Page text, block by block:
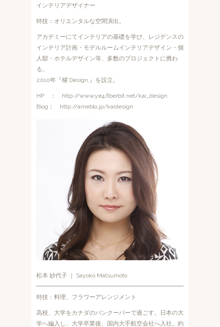
インテリアデザイナー
特技：オリエンタルな空間演出。
アカデミーにてインテリアの基礎を学び、レジデンスの
インテリア計画・モデルルームインテリアデザイン・個
人邸・ホテルデザイン等、多数のプロジェクトに携わ
る。
2010年『櫂 Design.』を設立。
HP ： http://www.ye4.fiberbit.net/kai_design
Blog： http://ameblo.jp/kaidesign
松本 紗代子 ｜ Sayoko Matsumoto
特技：料理、フラワーアレンジメント
高校、大学をカナダのバンクーバーで過ごす。日本の大
学へ編入し、大学卒業後、国内大手航空会社へ入社。約